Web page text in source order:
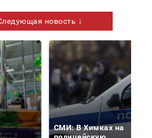
новость ↓
СМИ: В Химках на